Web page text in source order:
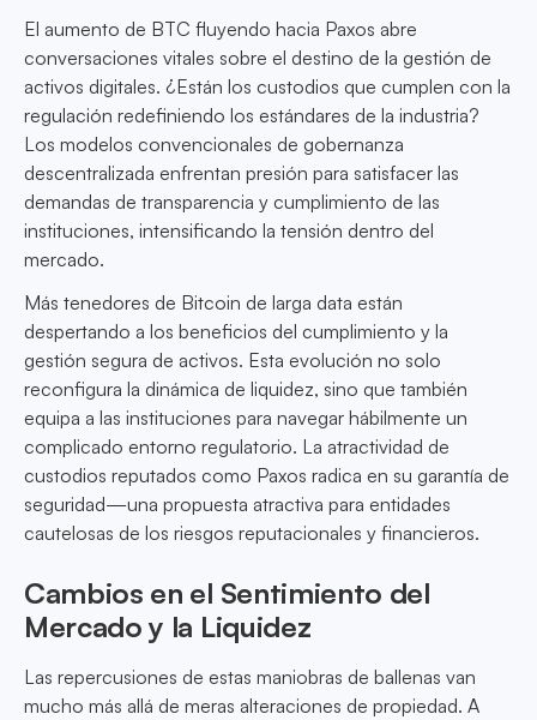
El aumento de BTC fluyendo hacia Paxos abre
conversaciones vitales sobre el destino de la gestión de
activos digitales. ¿Están los custodios que cumplen con la
regulación redefiniendo los estándares de la industria?
Los modelos convencionales de gobernanza
descentralizada enfrentan presión para satisfacer las
demandas de transparencia y cumplimiento de las
instituciones, intensificando la tensión dentro del
mercado.
Más tenedores de Bitcoin de larga data están
despertando a los beneficios del cumplimiento y la
gestión segura de activos. Esta evolución no solo
reconfigura la dinámica de liquidez, sino que también
equipa a las instituciones para navegar hábilmente un
complicado entorno regulatorio. La atractividad de
custodios reputados como Paxos radica en su garantía de
seguridad—una propuesta atractiva para entidades
cautelosas de los riesgos reputacionales y financieros.
Cambios en el Sentimiento del
Mercado y la Liquidez
Las repercusiones de estas maniobras de ballenas van
mucho más allá de meras alteraciones de propiedad. A